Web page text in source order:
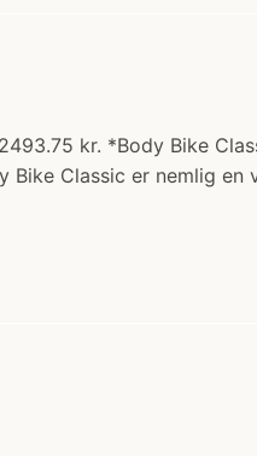
kr. *Body Bike
Classic er nemlig